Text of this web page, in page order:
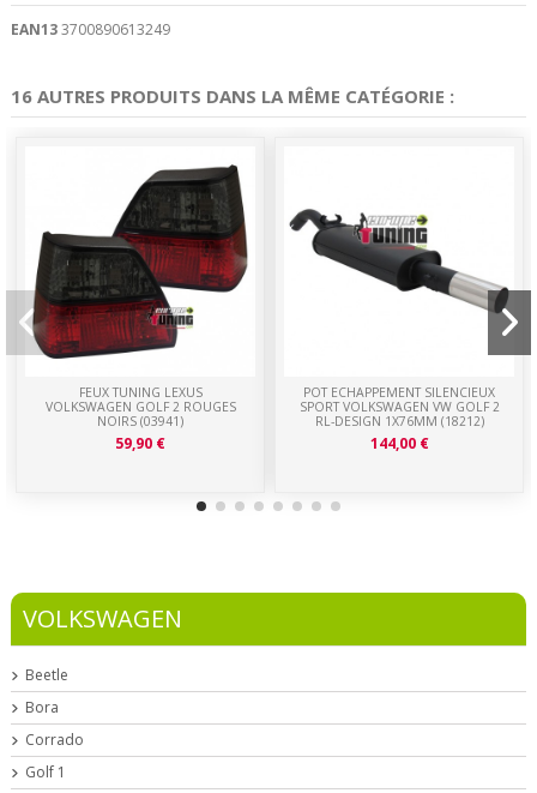
EAN133700890613249
16 AUTRES PRODUITS DANS LA MÊME CATÉGORIE :
FEUX TUNING LEXUS
VOLKSWAGEN GOLF 2 ROUGES
NOIRS (03941)
59,90 €
POT ECHAPPEMENT SILENCIEUX
SPORT VOLKSWAGEN VW GOLF 2
RL-DESIGN 1X76MM (18212)
144,00 €
VOLKSWAGEN
Beetle
Bora
Corrado
Golf 1